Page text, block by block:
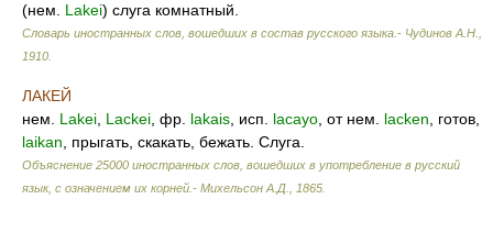
(нем. Lakei) слуга комнатный.
Словарь иностранных слов, вошедших в состав русского языка.- Чудинов А.Н.
1910
ЛАКЕЙ
нем. Lakei Lackei , фр. lakais , исп. lacayo , от нем. lacken , готов,
laikan , прыгать, скакать, бежать. Слуга.
Объяснение 25000 иностранных слов, вошедших в употребление в русский
язык, с означением их корней.- Михельсон А.Д.
1865